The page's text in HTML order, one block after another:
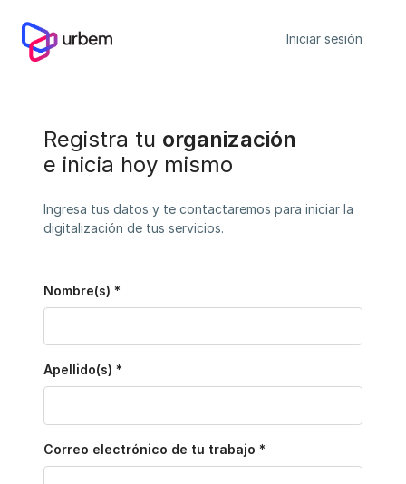
Iniciar sesión
Registra tu organización
e inicia hoy mismo
Ingresa tus datos y te contactaremos para iniciar la
digitalización de tus servicios.
Nombre(s) *
Apellido(s) *
Correo electrónico de tu trabajo *